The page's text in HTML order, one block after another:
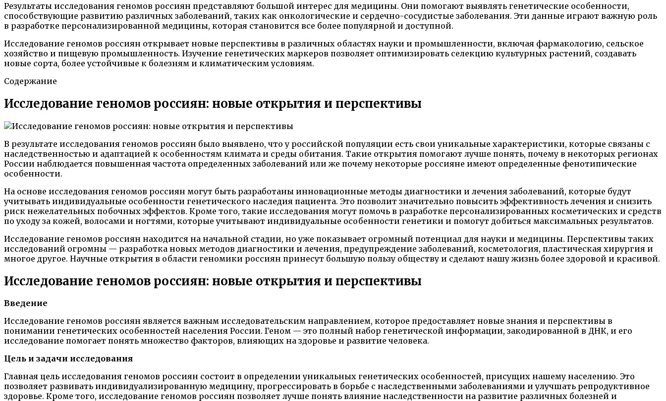
Результаты исследования геномов россиян представляют большой интерес для медицины. Они помогают выявлять генетические особенности,
способствующие развитию различных заболеваний, таких как онкологические и сердечно-сосудистые заболевания. Эти данные играют важную роль
в разработке персонализированной медицины, которая становится все более популярной и доступной.
Исследование геномов россиян открывает новые перспективы в различных областях науки и промышленности, включая фармакологию, сельское
хозяйство и пищевую промышленность. Изучение генетических маркеров позволяет оптимизировать селекцию культурных растений, создавать
новые сорта, более устойчивые к болезням и климатическим условиям.
Содержание
Исследование геномов россиян: новые открытия и перспективы
В результате исследования геномов россиян было выявлено, что у российской популяции есть свои уникальные характеристики, которые связаны с
наследственностью и адаптацией к особенностям климата и среды обитания. Такие открытия помогают лучше понять, почему в некоторых регионах
России наблюдается повышенная частота определенных заболеваний или же почему некоторые россияне имеют определенные фенотипические
особенности.
На основе исследования геномов россиян могут быть разработаны инновационные методы диагностики и лечения заболеваний, которые будут
учитывать индивидуальные особенности генетического наследия пациента. Это позволит значительно повысить эффективность лечения и снизить
риск нежелательных побочных эффектов. Кроме того, такие исследования могут помочь в разработке персонализированных косметических и средств
по уходу за кожей, волосами и ногтями, которые учитывают индивидуальные особенности генетики и помогут добиться максимальных результатов.
Исследование геномов россиян находится на начальной стадии, но уже показывает огромный потенциал для науки и медицины. Перспективы таких
исследований огромны — разработка новых методов диагностики и лечения, предупреждение заболеваний, косметология, пластическая хирургия и
многое другое. Научные открытия в области геномики россиян принесут большую пользу обществу и сделают нашу жизнь более здоровой и красивой.
Исследование геномов россиян: новые открытия и перспективы
Введение
Исследование геномов россиян является важным исследовательским направлением, которое предоставляет новые знания и перспективы в
понимании генетических особенностей населения России. Геном — это полный набор генетической информации, закодированной в ДНК, и его
исследование помогает понять множество факторов, влияющих на здоровье и развитие человека.
Цель и задачи исследования
Главная цель исследования геномов россиян состоит в определении уникальных генетических особенностей, присущих нашему населению. Это
позволяет развивать индивидуализированную медицину, прогрессировать в борьбе с наследственными заболеваниями и улучшать репродуктивное
здоровье. Кроме того, исследование геномов россиян позволяет лучше понять влияние наследственности на развитие различных болезней и